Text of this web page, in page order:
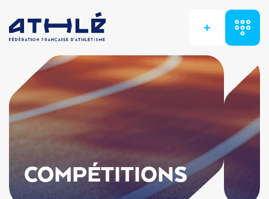
+
COMPÉTITIONS